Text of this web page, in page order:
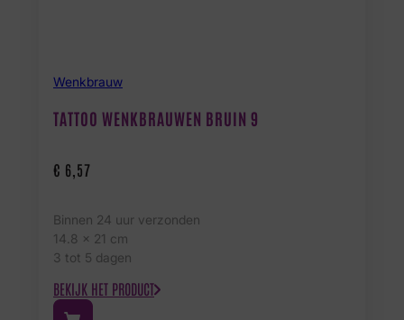
Wenkbrauw
TATTOO WENKBRAUWEN BRUIN 9
€ 6,57
Binnen 24 uur verzonden
14.8 x 21 cm
3 tot 5 dagen
BEKIJK HET PRODUCT